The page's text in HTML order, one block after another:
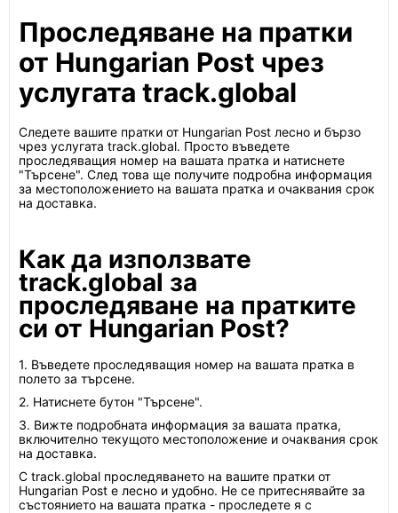
Проследяване на пратки
от Hungarian Post чрез
услугата track.global
Следете вашите пратки от Hungarian Post лесно и бързо
чрез услугата track.global. Просто въведете
проследяващия номер на вашата пратка и натиснете
"Търсене". След това ще получите подробна информация
за местоположението на вашата пратка и очаквания срок
на доставка.
Как да използвате
track.global за
проследяване на пратките
си от Hungarian Post?
1. Въведете проследяващия номер на вашата пратка в
полето за търсене.
2. Натиснете бутон "Търсене".
3. Вижте подробната информация за вашата пратка,
включително текущото местоположение и очаквания срок
на доставка.
С track.global проследяването на вашите пратки от
Hungarian Post е лесно и удобно. Не се притеснявайте за
състоянието на вашата пратка - проследете я с